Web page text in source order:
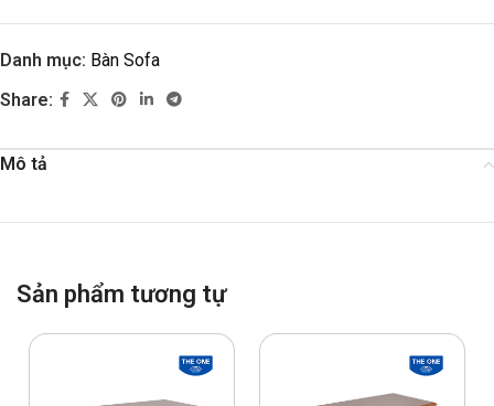
Danh mục: Bàn Sofa
Share:
Mô tả
Sản phẩm tương tự